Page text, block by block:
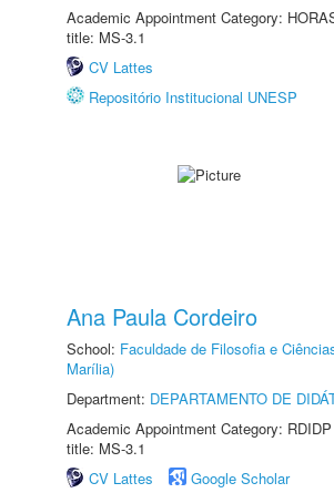
Academic Appointment Category:
title: MS-3.1
CV Lattes
Repositório Institucional UNESP
Ana Paula Cordeiro
School: Faculdade de Filosofia e
Marília)
Department: DEPARTAMENTO DE
Academic Appointment Category:
title: MS-3.1
CV Lattes
Google Scholar